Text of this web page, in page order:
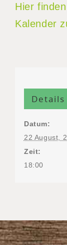
Hier
Kalender
Details
Datum:
22 August,
Zeit:
18:00